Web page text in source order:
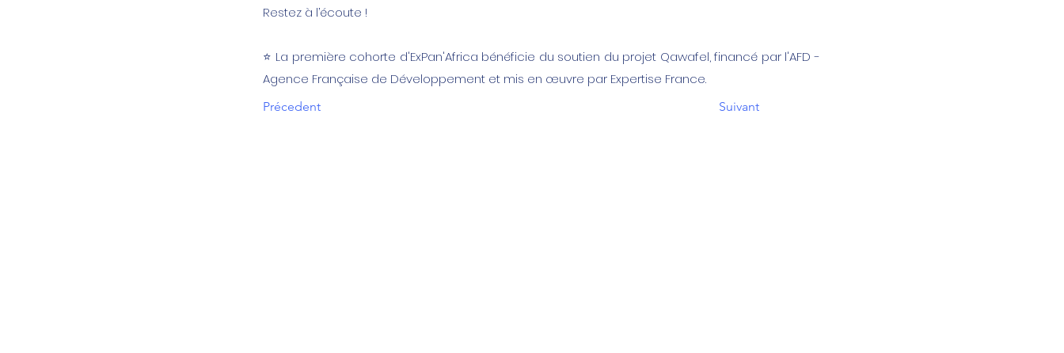
Restez à l’écoute !
⭐️ La première cohorte d'ExPan'Africa bénéficie du soutien du projet Qawafel, financé par l'AFD -
Agence Française de Développement et mis en œuvre par Expertise France.
Précedent Suivant